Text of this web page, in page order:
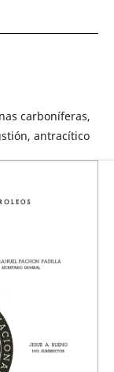
carboníferas,
antracítico